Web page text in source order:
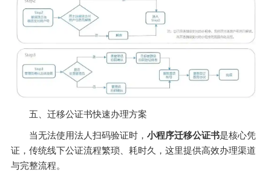
五、迁移公证书快速办理方案
当无法使用法人扫码验证时， 小程序迁移公证书是核心凭
证，传统线下公证流程繁琐、耗时久，这里提供高效办理渠道
与完整流程。